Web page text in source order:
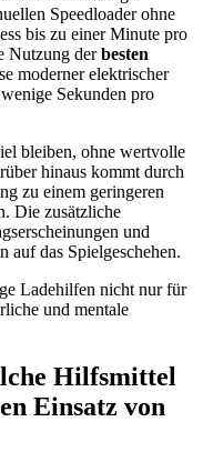
Speedloader ohne
bis zu einer Minute pro
Nutzung derbesten
moderner elektrischer
Sekunden pro
bleiben, ohne wertvolle
hinaus kommt durch
zu einem geringeren
Die zusätzliche
und
auf das Spielgeschehen.
Ladehilfen nicht nur für
und mentale
Hilfsmittel
Einsatz von